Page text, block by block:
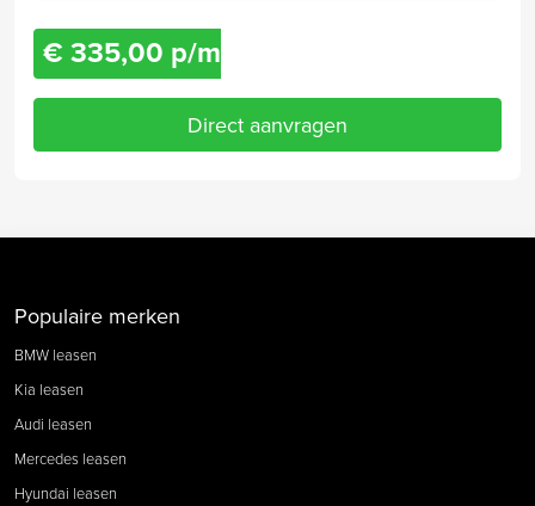
€ 335,00 p/m
Direct aanvragen
Populaire merken
BMW leasen
Kia leasen
Audi leasen
Mercedes leasen
Hyundai leasen